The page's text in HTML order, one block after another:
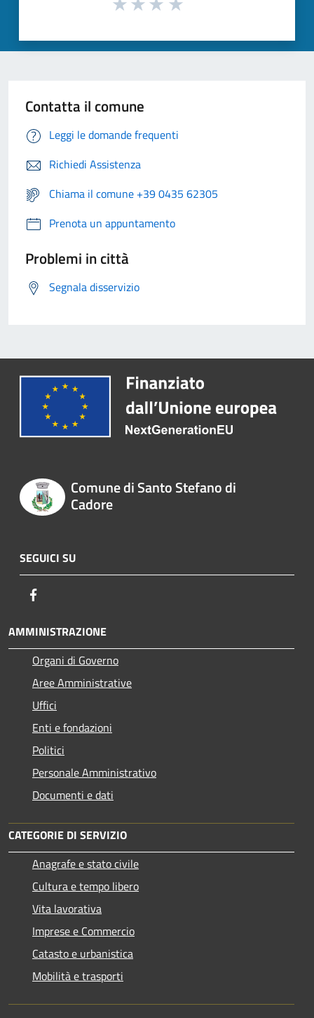
Contatta il comune
Leggi le domande frequenti
Richiedi Assistenza
Chiama il comune +39 0435 62305
Prenota un appuntamento
Problemi in città
Segnala disservizio
Comune di Santo Stefano di
Cadore
SEGUICI SU
AMMINISTRAZIONE
Organi di Governo
Aree Amministrative
Uffici
Enti e fondazioni
Politici
Personale Amministrativo
Documenti e dati
CATEGORIE DI SERVIZIO
Anagrafe e stato civile
Cultura e tempo libero
Vita lavorativa
Imprese e Commercio
Catasto e urbanistica
Mobilità e trasporti